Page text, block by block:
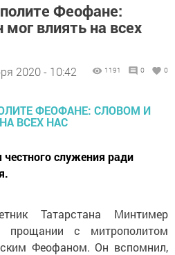
Феофане:
влиять на всех
2020 - 10:42 1191 0 0
служения ради
Татарстана Минтимер
с митрополитом
Феофаном. Он вспомнил,